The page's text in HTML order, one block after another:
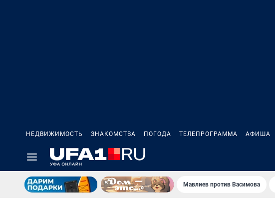
НЕДВИЖИМОСТЬ ЗНАКОМСТВА ПОГОДА ТЕЛЕПРОГРАММА АФИША
Мавлиев против Васимова